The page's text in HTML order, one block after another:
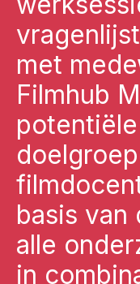
met
Filmhub
basis van
alle
in